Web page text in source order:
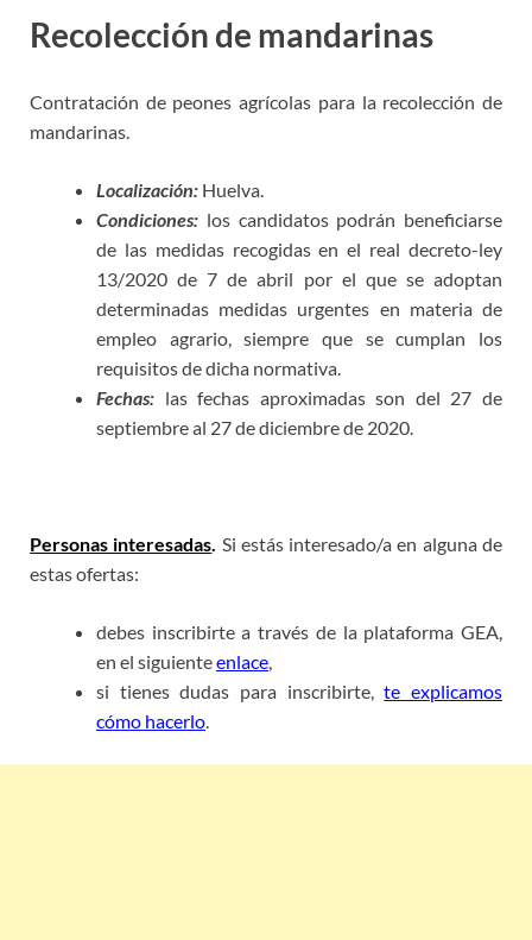
Recolección de mandarinas
Contratación de peones agrícolas para la recolección de
mandarinas.
Localización: Huelva.
Condiciones: los candidatos podrán beneficiarse
de las medidas recogidas en el real decreto-ley
13/2020 de 7 de abril por el que se adoptan
determinadas medidas urgentes en materia de
empleo agrario, siempre que se cumplan los
requisitos de dicha normativa.
Fechas: las fechas aproximadas son del 27 de
septiembre al 27 de diciembre de 2020.
Personas interesadas Si estás interesado/a en alguna de
estas ofertas:
debes inscribirte a través de la plataforma GEA,
en el siguienteenlace
si tienes dudas para inscribirte,te explicamos
cómo hacerlo